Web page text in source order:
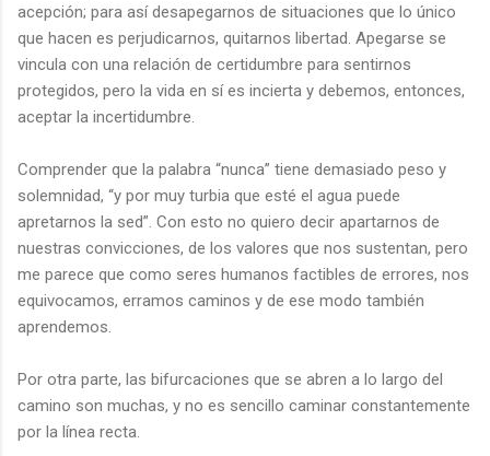
acepción; para así desapegarnos de situaciones que lo único
que hacen es perjudicarnos, quitarnos libertad. Apegarse se
vincula con una relación de certidumbre para sentirnos
protegidos, pero la vida en sí es incierta y debemos, entonces,
aceptar la incertidumbre.
Comprender que la palabra “nunca” tiene demasiado peso y
solemnidad, “y por muy turbia que esté el agua puede
apretarnos la sed”. Con esto no quiero decir apartarnos de
nuestras convicciones, de los valores que nos sustentan, pero
me parece que como seres humanos factibles de errores, nos
equivocamos, erramos caminos y de ese modo también
aprendemos.
Por otra parte, las bifurcaciones que se abren a lo largo del
camino son muchas, y no es sencillo caminar constantemente
por la línea recta.